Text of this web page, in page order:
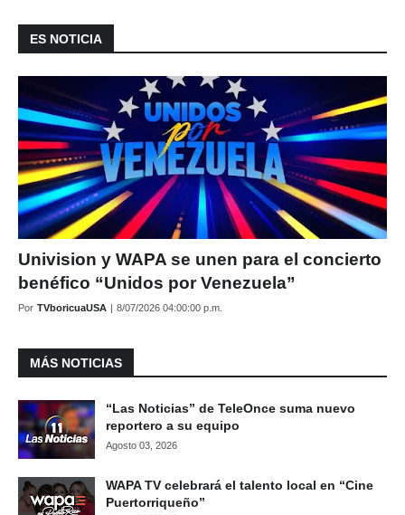
ES NOTICIA
Univision y WAPA se unen para el concierto
benéfico “Unidos por Venezuela”
Por TVboricuaUSA | 8/07/2026 04:00:00 p.m.
MÁS NOTICIAS
“Las Noticias” de TeleOnce suma nuevo
reportero a su equipo
Agosto 03, 2026
WAPA TV celebrará el talento local en “Cine
Puertorriqueño”